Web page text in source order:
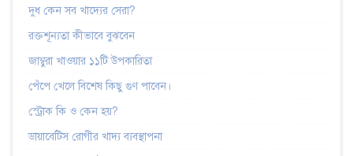
দুধ কেন সব খাদ্যের সেরা?
রক্তশূন্যতা কীভাবে বুঝবেন
জাম্বুরা খাওয়ার ১১টি উপকারিতা
পেঁপে খেলে বিশেষ কিছু গুণ পাবেন।
স্ট্রোক কি ও কেন হয়?
ডায়াবেটিস রোগীর খাদ্য ব্যবস্থাপনা